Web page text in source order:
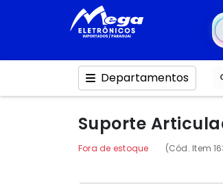
Departamentos
Suporte
Fora de estoque (Cód. Item